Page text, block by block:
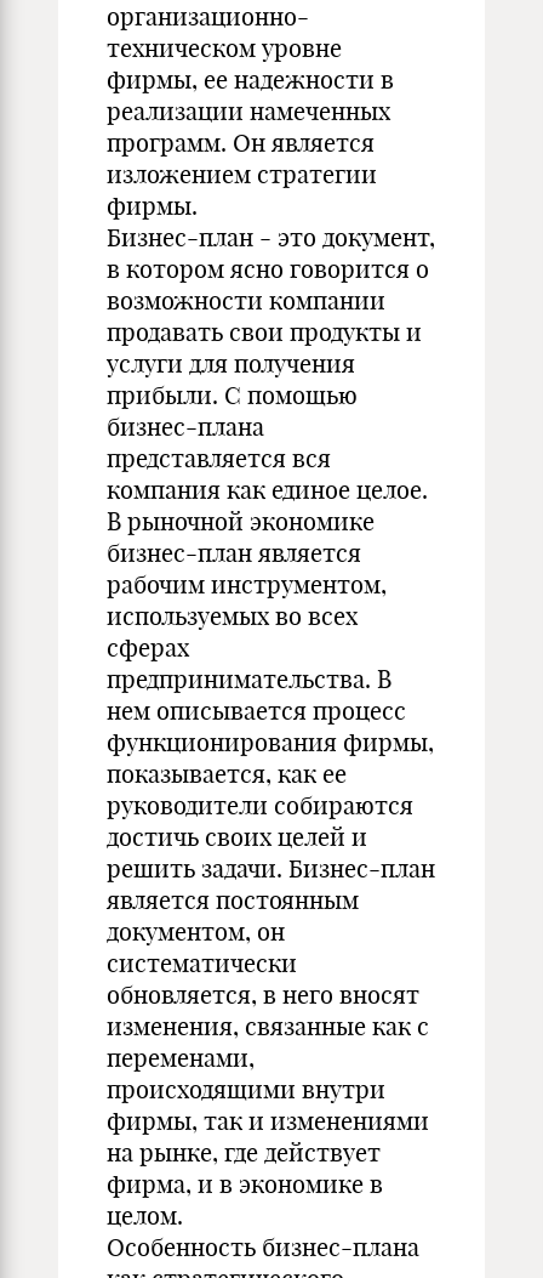
организационно-
техническом уровне
фирмы, ее надежности в
реализации намеченных
программ. Он является
изложением стратегии
фирмы.
Бизнес-план - это документ,
в котором ясно говорится о
возможности компании
продавать свои продукты и
услуги для получения
прибыли. С помощью
бизнес-плана
представляется вся
компания как единое целое.
В рыночной экономике
бизнес-план является
рабочим инструментом,
используемых во всех
сферах
предпринимательства. В
нем описывается процесс
функционирования фирмы,
показывается, как ее
руководители собираются
достичь своих целей и
решить задачи. Бизнес-план
является постоянным
документом, он
систематически
обновляется, в него вносят
изменения, связанные как с
переменами,
происходящими внутри
фирмы, так и изменениями
на рынке, где действует
фирма, и в экономике в
целом.
Особенность бизнес-плана